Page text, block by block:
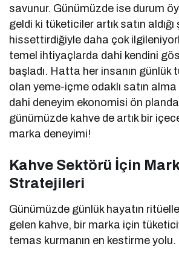
savunur. Günümüzde ise durum
geldi ki tüketiciler artık satın
hissettirdiğiyle daha çok
temel ihtiyaçlarda dahi kendini
başladı. Hatta her insanın günlük
olan yeme-içme odaklı satın alma
dahi deneyim ekonomisi ön
günümüzde kahve de artık bir
marka deneyimi!
Kahve Sektörü İçin
Stratejileri
Günümüzde günlük hayatın
gelen kahve, bir marka için
temas kurmanın en kestirme yolu.